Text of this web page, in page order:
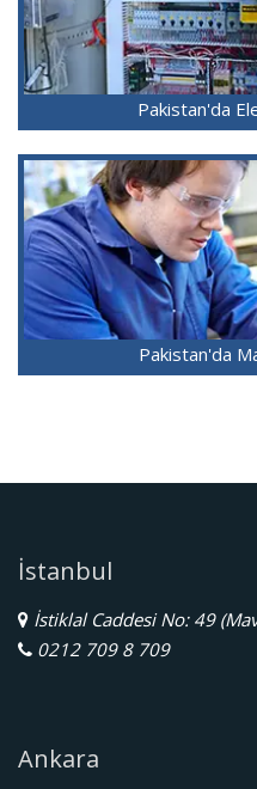
Pakistan'da
Pakistan'da
İstanbul
İstiklal Caddesi No: 49
0212 709 8 709
Ankara